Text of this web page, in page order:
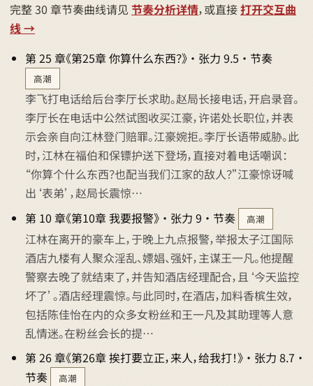
完整 30 章节奏曲线请见 节奏分析详情，或直接打开交互曲
线 →
第 25 章《第25章 你算什么东西？》 · 张力 9.5 · 节奏
高潮
李飞打电话给后台李厅长求助。赵局长接电话，开启录音。
李厅长在电话中公然试图收买江豪，许诺处长职位，并表
示会亲自向江林登门赔罪。江豪婉拒。李厅长语带威胁。此
时，江林在福伯和保镖护送下登场，直接对着电话嘲讽：
“你算个什么东西？也配当我们江家的敌人？”江豪惊讶喊
出‘表弟’，赵局长震惊…
第 10 章《第10章 我要报警》 · 张力 9 · 节奏
高潮
江林在离开的豪车上，于晚上九点报警，举报太子江国际
酒店九楼有人聚众淫乱、嫖娼、强奸，主谋王一凡。他提醒
警察去晚了就结束了，并告知酒店经理配合，且‘今天监控
坏了’。酒店经理震惊。与此同时，在酒店，加料香槟生效，
包括陈佳怡在内的众多女粉丝和王一凡及其助理等人意
乱情迷。在粉丝会长的提…
第 26 章《第26章 挨打要立正，来人，给我打！》 · 张力 8.7 ·
节奏
高潮